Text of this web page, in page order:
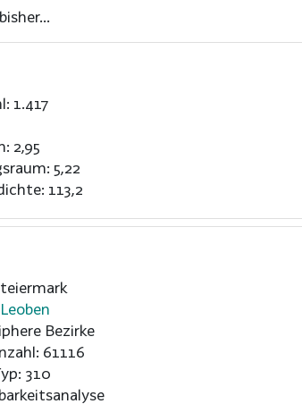
1.417
2,95
5,22
113,2
Bezirke
61116
310